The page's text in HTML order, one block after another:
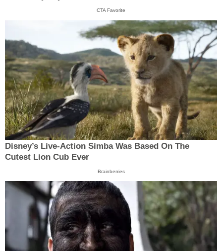
CTA Favorite
Disney’s Live-Action Simba Was Based On The
Cutest Lion Cub Ever
Brainberries